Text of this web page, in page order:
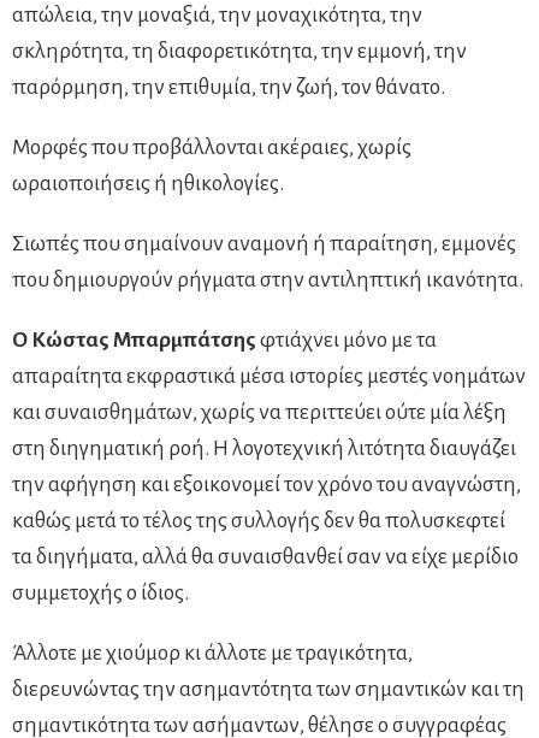
απώλεια, την μοναξιά, την μοναχικότητα, την
σκληρότητα, τη διαφορετικότητα, την εμμονή, την
παρόρμηση, την επιθυμία, την ζωή, τον θάνατο.
Μορφές που προβάλλονται ακέραιες, χωρίς
ωραιοποιήσεις ή ηθικολογίες.
Σιωπές που σημαίνουν αναμονή ή παραίτηση, εμμονές
που δημιουργούν ρήγματα στην αντιληπτική ικανότητα.
Ο Κώστας Μπαρμπάτσης φτιάχνει μόνο με τα
απαραίτητα εκφραστικά μέσα ιστορίες μεστές νοημάτων
και συναισθημάτων, χωρίς να περιττεύει ούτε μία λέξη
στη διηγηματική ροή. Η λογοτεχνική λιτότητα διαυγάζει
την αφήγηση και εξοικονομεί τον χρόνο του αναγνώστη,
καθώς μετά το τέλος της συλλογής δεν θα πολυσκεφτεί
τα διηγήματα, αλλά θα συναισθανθεί σαν να είχε μερίδιο
συμμετοχής ο ίδιος.
Άλλοτε με χιούμορ κι άλλοτε με τραγικότητα,
διερευνώντας την ασημαντότητα των σημαντικών και τη
σημαντικότητα των ασήμαντων, θέλησε ο συγγραφέας